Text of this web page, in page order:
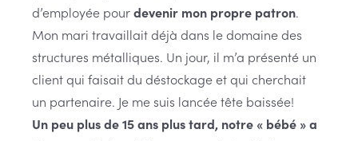
d’employée pourdevenir mon propre patron.
Mon mari travaillait déjà dans le domaine des
structures métalliques. Un jour, il m’a présenté un
client qui faisait du déstockage et qui cherchait
un partenaire. Je me suis lancée tête baissée!
Un peu plus de 15 ans plus tard, notre « bébé » a